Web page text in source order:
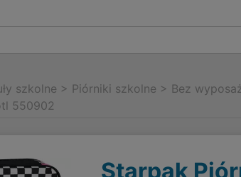
szkolne > Piórniki szkolne > Bez
550902
Starpak